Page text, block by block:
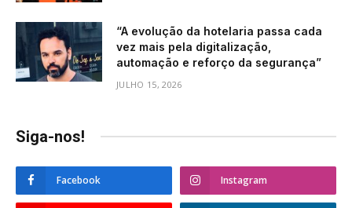
“A evolução da hotelaria passa cada
vez mais pela digitalização,
automação e reforço da segurança”
JULHO 15, 2026
Siga-nos!
Facebook Instagram